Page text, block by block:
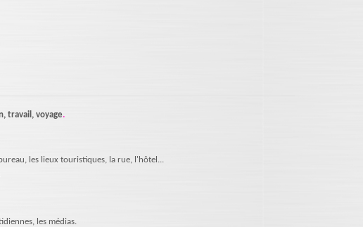
travail, voyage.
les lieux touristiques, la rue, l'hôtel...
les médias.